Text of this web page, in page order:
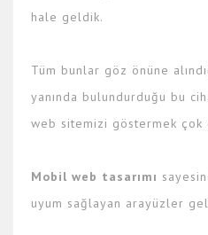
hale geldik.
Tüm bunlar göz önüne
yanında bulundurduğu bu
web sitemizi göstermek çok
Mobil web tasarımı
uyum sağlayan arayüzler